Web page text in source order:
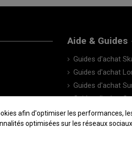
Aide & Guides
Guides d'achat
Guides d'achat
Guides d'achat
Guides d'achat
Le Blog
afin d'optimiser les performances,
optimisées sur les réseaux